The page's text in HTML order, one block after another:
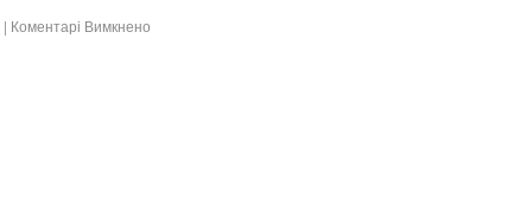
| Коментарі Вимкнено